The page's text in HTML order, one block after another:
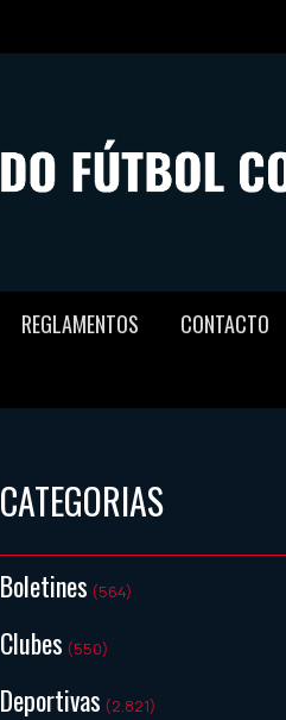
REGLAMENTOS
CONTACTO
CATEGORIAS
Boletines (564)
Clubes (550)
Deportivas (2.821)